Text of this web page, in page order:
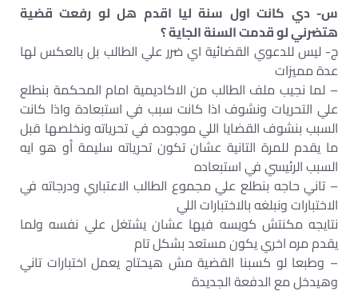
س- دي كانت اول سنة ليا اقدم هل لو رفعت قضية
هتضرني لو قدمت السنة الجاية ؟
ج- ليس للدعوي القضائية اي ضرر علي الطالب بل بالعكس لها
عدة مميزات
– لما نجيب ملف الطالب من الاكاديمية امام المحكمة بنطلع
علي التحريات ونشوف اذا كانت سبب في استبعادة واذا كانت
السبب بنشوف القضايا اللي موجوده في تحرياته ونخلصها قبل
ما يقدم للمرة التانية عشان تكون تحرياته سليمة أو هو ايه
السبب الرئيسي في استبعاده
– تاني حاجه بنطلع علي مجموع الطالب الاعتباري ودرجاته في
الاختبارات ونبلغه بالاختبارات اللي
نتايجه مكنتش كويسه فيها عشان يشتغل علي نفسه ولما
يقدم مره اخري يكون مستعد بشكل تام
– وطبعا لو كسبنا القضية مش هيحتاج يعمل اختبارات تاني
وهيدخل مع الدفعة الجديدة